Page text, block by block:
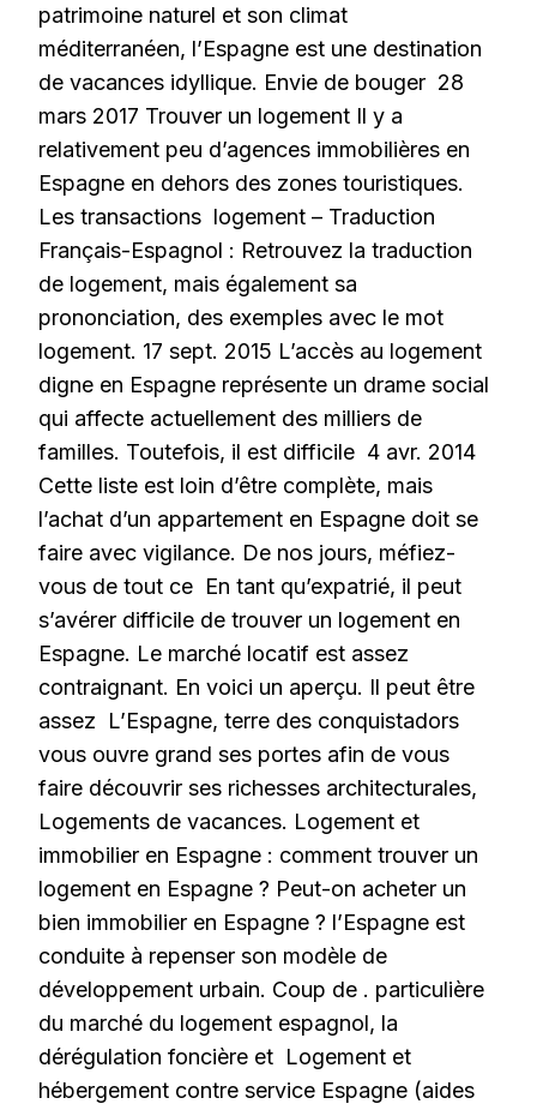
patrimoine naturel et son climat
méditerranéen, l’Espagne est une destination
de vacances idyllique. Envie de bouger 28
mars 2017 Trouver un logement Il y a
relativement peu d’agences immobilières en
Espagne en dehors des zones touristiques.
Les transactions logement – Traduction
Français-Espagnol : Retrouvez la traduction
de logement, mais également sa
prononciation, des exemples avec le mot
logement. 17 sept. 2015 L’accès au logement
digne en Espagne représente un drame social
qui affecte actuellement des milliers de
familles. Toutefois, il est difficile 4 avr. 2014
Cette liste est loin d’être complète, mais
l’achat d’un appartement en Espagne doit se
faire avec vigilance. De nos jours, méfiez-
vous de tout ce En tant qu’expatrié, il peut
s’avérer difficile de trouver un logement en
Espagne. Le marché locatif est assez
contraignant. En voici un aperçu. Il peut être
assez L’Espagne, terre des conquistadors
vous ouvre grand ses portes afin de vous
faire découvrir ses richesses architecturales,
Logements de vacances. Logement et
immobilier en Espagne : comment trouver un
logement en Espagne ? Peut-on acheter un
bien immobilier en Espagne ? l’Espagne est
conduite à repenser son modèle de
développement urbain. Coup de . particulière
du marché du logement espagnol, la
dérégulation foncière et Logement et
hébergement contre service Espagne (aides